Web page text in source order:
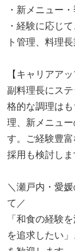
・新メニュー
・経験に応じ
ト管理、料理
【キャリアアッ
副料理長にス
格的な調理は
理、新メニュ
す。ご経験豊
採用も検討しま
＼瀬戸内・愛
て／
「和食の経験
を追求したい